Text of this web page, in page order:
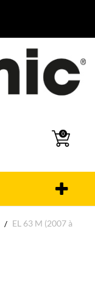
0
EL 63 M (2007 à